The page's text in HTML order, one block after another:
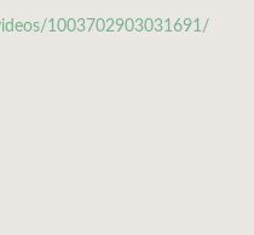
1003702903031691/